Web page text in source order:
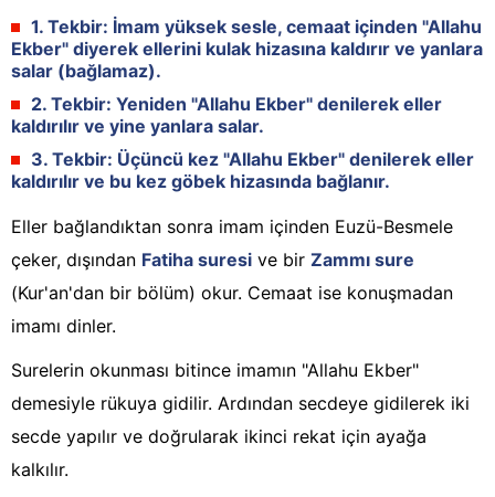
1. Tekbir: İmam yüksek sesle, cemaat içinden "Allahu
Ekber" diyerek ellerini kulak hizasına kaldırır ve yanlara
salar (bağlamaz).
2. Tekbir: Yeniden "Allahu Ekber" denilerek eller
kaldırılır ve yine yanlara salar.
3. Tekbir: Üçüncü kez "Allahu Ekber" denilerek eller
kaldırılır ve bu kez göbek hizasında bağlanır.
Eller bağlandıktan sonra imam içinden Euzü-Besmele
çeker, dışından Fatiha suresi ve bir Zammı sure
(Kur'an'dan bir bölüm) okur. Cemaat ise konuşmadan
imamı dinler.
Surelerin okunması bitince imamın "Allahu Ekber"
demesiyle rükuya gidilir. Ardından secdeye gidilerek iki
secde yapılır ve doğrularak ikinci rekat için ayağa
kalkılır.